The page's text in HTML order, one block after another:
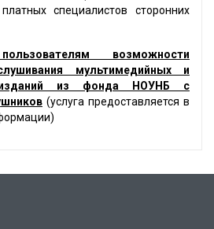
специалистов сторонних
возможности
мультимедийных и
изданий из фонда НОУНБ с
(услуга предоставляется в